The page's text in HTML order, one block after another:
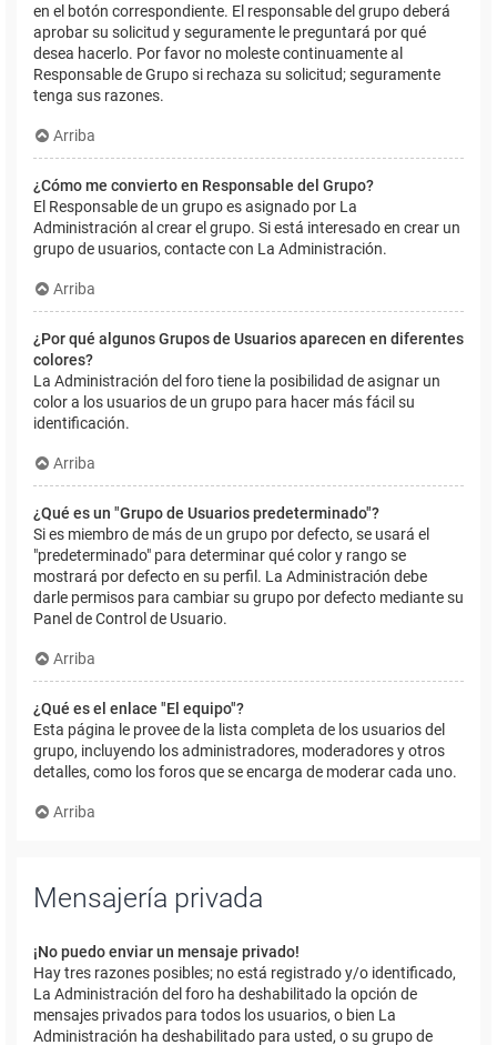
en el botón correspondiente. El responsable del grupo deberá
aprobar su solicitud y seguramente le preguntará por qué
desea hacerlo. Por favor no moleste continuamente al
Responsable de Grupo si rechaza su solicitud; seguramente
tenga sus razones.
Arriba
¿Cómo me convierto en Responsable del Grupo?
El Responsable de un grupo es asignado por La
Administración al crear el grupo. Si está interesado en crear un
grupo de usuarios, contacte con La Administración.
Arriba
¿Por qué algunos Grupos de Usuarios aparecen en diferentes
colores?
La Administración del foro tiene la posibilidad de asignar un
color a los usuarios de un grupo para hacer más fácil su
identificación.
Arriba
¿Qué es un "Grupo de Usuarios predeterminado"?
Si es miembro de más de un grupo por defecto, se usará el
"predeterminado" para determinar qué color y rango se
mostrará por defecto en su perfil. La Administración debe
darle permisos para cambiar su grupo por defecto mediante su
Panel de Control de Usuario.
Arriba
¿Qué es el enlace "El equipo"?
Esta página le provee de la lista completa de los usuarios del
grupo, incluyendo los administradores, moderadores y otros
detalles, como los foros que se encarga de moderar cada uno.
Arriba
Mensajería privada
¡No puedo enviar un mensaje privado!
Hay tres razones posibles; no está registrado y/o identificado,
La Administración del foro ha deshabilitado la opción de
mensajes privados para todos los usuarios, o bien La
Administración ha deshabilitado para usted, o su grupo de